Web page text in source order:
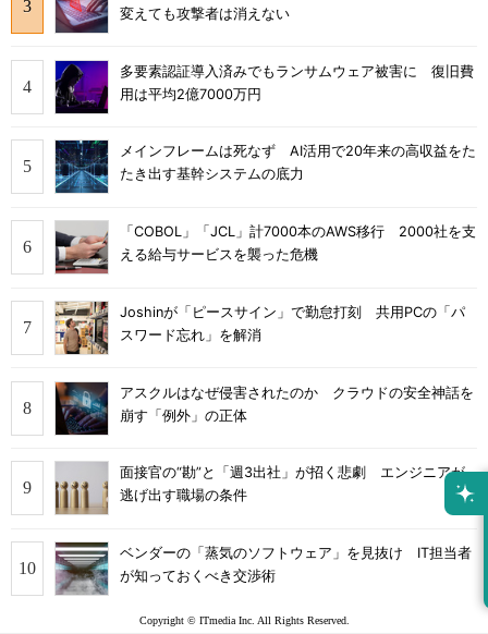
変えても攻撃者は消えない
多要素認証導入済みでもランサムウェア被害に 復旧費
用は平均2億7000万円
メインフレームは死なず AI活用で20年来の高収益をた
たき出す基幹システムの底力
「COBOL」「JCL」計7000本のAWS移行 2000社を支
える給与サービスを襲った危機
Joshinが「ピースサイン」で勤怠打刻 共用PCの「パ
スワード忘れ」を解消
アスクルはなぜ侵害されたのか クラウドの安全神話を
崩す「例外」の正体
面接官の“勘”と「週3出社」が招く悲劇 エンジニアが
逃げ出す職場の条件
ベンダーの「蒸気のソフトウェア」を見抜け IT担当者
が知っておくべき交渉術
Copyright © ITmedia Inc. All Rights Reserved.